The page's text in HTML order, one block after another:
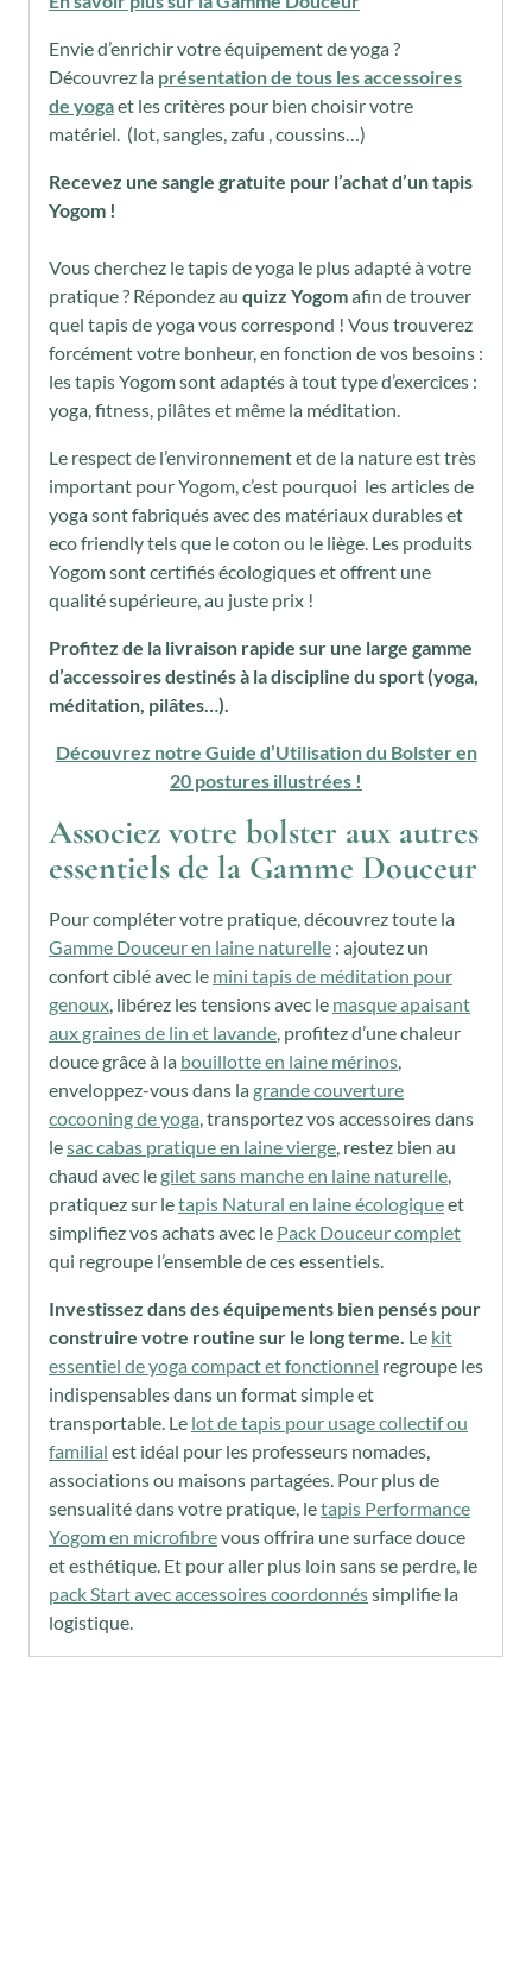
Envie d’enrichir votre équipement de yoga ?
Découvrez la présentation de tous les accessoires
de yogaet les critères pour bien choisir votre
matériel. (lot, sangles, zafu , coussins…)
Recevez une sangle gratuite pour l’achat d’un tapis
Yogom !
Vous cherchez le tapis de yoga le plus adapté à votre
pratique ? Répondez au quizz Yogomafin de trouver
quel tapis de yoga vous correspond ! Vous trouverez
forcément votre bonheur, en fonction de vos besoins :
les tapis Yogom sont adaptés à tout type d’exercices :
yoga, fitness, pilâtes et même la méditation.
Le respect de l’environnement et de la nature est très
important pour Yogom, c’est pourquoi les articles de
yoga sont fabriqués avec des matériaux durables et
eco friendly tels que le coton ou le liège. Les produits
Yogom sont certifiés écologiques et offrent une
qualité supérieure, au juste prix !
Profitez de la livraison rapide sur une large gamme
d’accessoires destinés à la discipline du sport (yoga,
méditation, pilâtes…).
Découvrez notre Guide d’Utilisation du Bolster en
20 postures illustrées !
Associez votre bolster aux autres
essentiels de la Gamme Douceur
Pour compléter votre pratique, découvrez toute la
Gamme Douceur en laine naturelle : ajoutez un
confort ciblé avec le mini tapis de méditation pour
genoux, libérez les tensions avec le masque apaisant
aux graines de lin et lavande, profitez d’une chaleur
douce grâce à la bouillotte en laine mérinos,
enveloppez-vous dans la grande couverture
cocooning de yoga, transportez vos accessoires dans
lesac cabas pratique en laine vierge, restez bien au
chaud avec le gilet sans manche en laine naturelle,
pratiquez sur letapis Natural en laine écologiqueet
simplifiez vos achats avec le Pack Douceur complet
qui regroupe l’ensemble de ces essentiels.
Investissez dans des équipements bien pensés pour
construire votre routine sur le long terme. Le kit
essentiel de yoga compact et fonctionnel regroupe les
indispensables dans un format simple et
transportable. Le lot de tapis pour usage collectif ou
familial est idéal pour les professeurs nomades,
associations ou maisons partagées. Pour plus de
sensualité dans votre pratique, letapis Performance
Yogom en microfibrevous offrira une surface douce
et esthétique. Et pour aller plus loin sans se perdre, le
pack Start avec accessoires coordonnéssimplifie la
logistique.